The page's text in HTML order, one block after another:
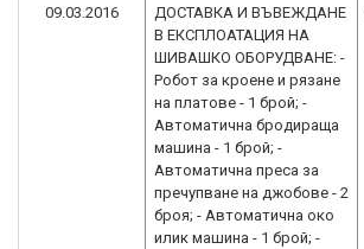
09.03.2016
ДОСТАВКА И ВЪВЕЖДАНЕ
В ЕКСПЛОАТАЦИЯ НА
ШИВАШКО ОБОРУДВАНЕ: -
Робот за кроене и рязане
на платове - 1 брой; -
Автоматична бродираща
машина - 1 брой; -
Автоматична преса за
пречупване на джобове - 2
броя; - Автоматична око
илик машина - 1 брой; -